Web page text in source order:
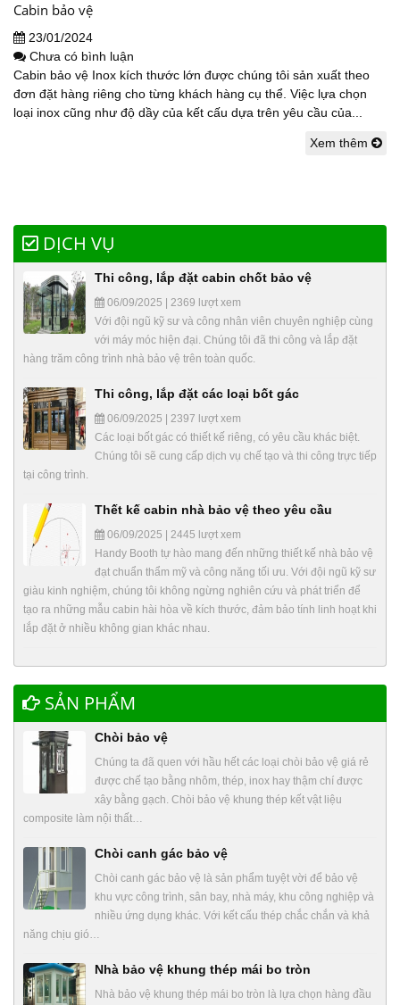
Cabin bảo vệ
23/01/2024
Chưa có bình luận
Cabin bảo vệ Inox kích thước lớn được chúng tôi sản xuất theo
đơn đặt hàng riêng cho từng khách hàng cụ thể. Việc lựa chọn
loại inox cũng như độ dầy của kết cấu dựa trên yêu cầu của...
Xem thêm
DỊCH VỤ
Thi công, lắp đặt cabin chốt bảo vệ
06/09/2025 | 2369 lượt xem
Với đội ngũ kỹ sư và công nhân viên chuyên nghiệp cùng
với máy móc hiện đại. Chúng tôi đã thi công và lắp đặt
hàng trăm công trình nhà bảo vệ trên toàn quốc.
Thi công, lắp đặt các loại bốt gác
06/09/2025 | 2397 lượt xem
Các loại bốt gác có thiết kế riêng, có yêu cầu khác biệt.
Chúng tôi sẽ cung cấp dịch vụ chế tạo và thi công trực tiếp
tại công trình.
Thết kế cabin nhà bảo vệ theo yêu cầu
06/09/2025 | 2445 lượt xem
Handy Booth tự hào mang đến những thiết kế nhà bảo vệ
đạt chuẩn thẩm mỹ và công năng tối ưu. Với đội ngũ kỹ sư
giàu kinh nghiệm, chúng tôi không ngừng nghiên cứu và phát triển để
tạo ra những mẫu cabin hài hòa về kích thước, đảm bảo tính linh hoạt khi
lắp đặt ở nhiều không gian khác nhau.
SẢN PHẨM
Chòi bảo vệ
Chúng ta đã quen với hầu hết các loại chòi bảo vệ giá rẻ
được chế tạo bằng nhôm, thép, inox hay thậm chí được
xây bằng gạch. Chòi bảo vệ khung thép kết vật liệu
composite làm nội thất…
Chòi canh gác bảo vệ
Chòi canh gác bảo vệ là sản phẩm tuyệt vời để bảo vệ
khu vực công trình, sân bay, nhà máy, khu công nghiệp và
nhiều ứng dụng khác. Với kết cấu thép chắc chắn và khả
năng chịu gió…
Nhà bảo vệ khung thép mái bo tròn
Nhà bảo vệ khung thép mái bo tròn là lựa chọn hàng đầu